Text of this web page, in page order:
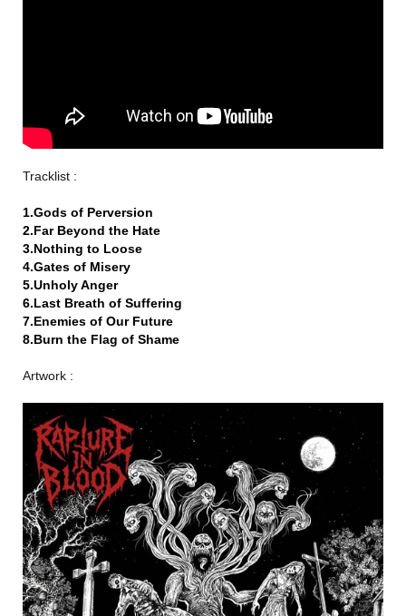
Tracklist :
1.Gods of Perversion
2.Far Beyond the Hate
3.Nothing to Loose
4.Gates of Misery
5.Unholy Anger
6.Last Breath of Suffering
7.Enemies of Our Future
8.Burn the Flag of Shame
Artwork :